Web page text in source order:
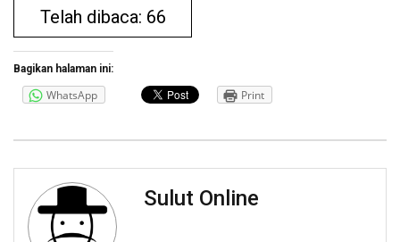
Telah dibaca: 66
Bagikan halaman ini:
WhatsApp Print
Sulut Online